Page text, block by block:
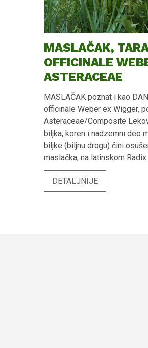
MASLAČAK,
OFFICINALE
ASTERACEAE
MASLAČAK poznat i kao DANDELION Taraxacum officinale Weber ex Wigger, porodica Asteraceae/Composite Lekovite materije sadrži cela biljka, koren i nadzemni deo maslačka. Lekoviti deo biljke (biljnu drogu) čini osušeni koren i herba maslačka, na latinskom Radix cum Herba Taraxaci. Maslačak je korovska biljka, vesnik proleća, koji stidljivo viri iz zemlje sa prvim suncem posle duge i hladne zime. Zbog svog prelepog žutog cveta, nalik suncu i okrenutom ka suncu, maslačak ne može ostati neprimećen, izaziva osmeh na licu i radost u duši. Maslačak je zeljasta biljka, vretenastog korena sa prizemnim nazubljenim listovima raspoređenim u obliku rozete i cevastom stabljikom na čijem se vrhu nalazi jarko žuti cvet okruglog oblika. Čitava biljka sadrži mlečni sok, emulziju belančevina i smole. Ovakvom obliku listova, maslačak duguje ime na engleskom dandelion, ili na francuskom dents-de-lion, što znači lavlji zubi. Koren je konusnog izgleda, često zakrivljen, koji se sužava, spolja braon boje. Koren glavni je braon ili žućkasto-bele boje. Listovi su bazalni. List je zelenkaste ili tamno zelene boje. Cvet je jarko žute ili bledo-žute boje. Maslačak je tradicionalna lekovita biljka za lečenje različitih poremećaja kao što su oboljenja jetre, poremećaji žučne kese, poremećaji digestivnog trakta, artritis, reumatske bolesti, dijabetes, povišene masnoće u krvi, i to zbog svojih anti-lipemik, anti-dijabetik, anti-artritis, anti-reumatik, anti-inflamatornih, anti-tumor, anti-kardioloških i hipoglikemijskih osobina. Evropski narodi biljne preparate Taraxaci radix cum herba tradicionalno koriste za ublažavanje simptoma vezanih za blage digestivne poremećaje kao što su osećaj punoće, nadimanje, sporo varenje, ili za povećanje količine urina radi postizanja efekta ispiranja, kao pomoćnog sredstva kod blažih urinarnih poremećaja. U tradicionalnoj Kineskoj medicini maslačak je označen kao neotrovna biljka sa posebnim vrednostima zbog njegovih holeretik (podstiče lučenje žuči), diuretik, antireumatik i antiinflamatornih osobina. U Kineskoj narodnoj medicini, maslačak se koristi kod akutnog mastitisa, urinarnih oboljenja i agalaktije, a u Indijskoj još i za lečenje hroničnih ulcera, tuberkuloze, nadutosti, žutice i kamena u žučnoj kesici. Koren maslačka pokazuje aktivnosti probiotika koje pomažu kod gastrointestinalnih poremećaja. Primena ekstrakta korena maslačka opravdana je kod bolova u želudcu, infekcija urinarnog trakta, nekih oboljenja jetre i žučne kesice. U narodnoj medicini, ekstrakt korena maslačka uzima se kod poremećaja protoka žuči, inflamacija u regionu eferentnog urinarnog trakta i dispepsije – bolova u želudcu. Takođe, kod hemoroida, kongestije portalnog sistema, gihta, reumatskih oboljenja, ekcema i drugih kožnih oboljenja. Lekovite materije maslačak imaju diuretički efekat i koristi se kao preventiva bubrežnog kamenca. Za izradu lekovitih preparat uglavnom se koristi usitnjeni osušeni koren maslačka sa herbom (nadzemni deo), sakupljen u proleće ili jesen, u vreme cvetanja biljke. Biljna droga je slabo gorkog ukusa. Koren i herba maslačka - Radix cum herba Taraxaci officinale Weber ex Wigg., (Dandelion root with herb), Asteraceae / Compositae Tradicionalna upotreba čaja korena sa herbom maslačka Priprema 1 šolje čaja (pojedinačna doza): Čaj dekokta: 3-4 g korena i herbe maslačka, preliti sa 200 mL ključale vode i ostaviti da stoji dok se ne prohladi. Čaj infuza: 4-10 g maslačka dodati u 200 mL vode i kuvati 10 minuta. Čaj maslačka kao dekokta ili infuza piti 3 puta dnevno. Tradicionalna primena čaja maslačka: Za stimulaciju sekrecije i protoka žuči Za stimulacija diureze - rada bubrega Protiv bolova u želudcu - kod dispepsije Lekovite materije biljne droge koren sa herbom maslačka – Materia medica Taraxacum officinale, radix cum herba Najvažnije bioaktivne materije dandeliona su flavanoidi kvercetin, hlorogenska kiselina, cikorijska kiselina, taraxasterol i seskviterpenski laktoni. Fitotosterol Taraxasterol glavna je lekovita materija maslačka i nalazi se u korenu biljke. Pokazuje osobine anti-hiperglikemika (smanjuje šećer) i anti-inflamatatora (protivupalno dejstvo). Seskviterpenski laktoni Tetrahidroridentin B, iz korena maslačka, pokazuje anti-inflamatorne i anti-mikrobne osobine. Polifenolne kiseline Kafeina kiselina, Horogenska kiselina, Kafeoilhina kiselina pokazuju anti-hiperholesterol osobine (smanjuju holetserol), anti-oksidativne i imunostimulatorne aktivnosti. Nalaze se u cvetu, listu, stabljici i korenu maslačka. Fenolna kiselina Cikorijska kiselina, jaki je antioksidans, sprečava agregaciju trombocita. Favonoidi Luteolin i njegov glikozid Luteolin 7-O-glucoside su antioksidansi. Sadrži ga cvet maslačka. Pored njega flavonoidi maslačka su umbelliferon skopoletin, esculetin. Seskviterpenski laktoni Taraxinic acid-β-D-glucopyranoside, (koren, list, stabljika), pokazuje anti-inflamatorne, anti-hiperglikemijske i anti-mikrobne osobine. Kvercetin (Quercetin) (flavonoid) jak je antioksidans, poboljšava mentalne aktivnosti. Štiti kardiovaskularni sitem od ateroskleroze. Nalazi se u korenu maslačka. Kemferol, fitomaterija iz grupe flavonoida pomaže zdravlju pankreasa. Nekoliko flavonoida ukjlučujući kvercetin, kafeina i hlorogensku kiselinu, luteolin i luteolin-7-glukozid izolovani su iz dandeliona (maslačka). Inulin, iz korena maslačka, pokazuje hipoglikemijske osobine. DEJSTVO MASLAČKA Brojni su publikovani naučni radovi koji dokazuju opravdanost primene ekstrakta maslačka kod masne jetre hiperlipidemije (povišenih masnoća u krvi) ateroskleroze (suženja krvnih sudova) šećerne bolesti digestivnih poremećaja MASLAČAK POMAŽE KOD MASNE JETRE (HEPATIČKA STEATOZA) Ekstrakt maslačka značajno redukuje taloženje lipida (masti) u jetri. Naučno je dokazan protektivni efekat ekstrakta maslačka kod visoko-masnom hranom izazvane steatoze jetre. Ekstrakt maslačka značajno smanjuje nivo triglicerida i ukupnog holesterola, insulina i nivo glukoze u serumu. Mehanizam dejstva objašnjen je kroz povećan nivo enzima AMP piruvat kinaze u jetri i mišićima. Preko povećane aktivnosti AMP piruvat kinaze pojačana je mišićna( funkcija i funkcije jetre čime ekstrakt maslačka signifikatno redukuje akumulaciju lipida u jetri. Nealkoholna masna jetra (NAFLD) je metabolički sindrom karakterističan po abnormalnim lipidnim formacijama u hepatocitima, bez preteranog unosa alkohola. NAFLD se vezuje za gojaznost i poremećaj ishrane. Primarni problem NAFLD je poremećaj metabolizma glukoze, poremećaj imunog odgovora, inflamatorni odgovor i insulin rezistencija koja proizvodi povišenu lipogenezu (stvaranje) slobodnih masnih kiselina i akumulaciju masti u hepatocitima. Pojačan unos masne hrane povećava koncentraciju slobodnih masnih kiselina u krvi što dovodi do povećane proizvodnje triglicerida koji se taložeu jetri. Lipidna akumulacija u jetri izaziva bolest poznatu kao steatoza ili masna jetra. Nakon unosa ekstrakta dandeliona (maslačka) smanjene su vrednosti enzima jetre transaminaza (AST, ALT, GGT), koji su inače laboratorijski parametar za poremećaj jetrinih funkcija, uključujući i steatozu. EKSTRAKT MASLAČKA PROTIV GOJAZNOSTI Ekstrakt maslačka dovodi do gubljenja kilograma, smanjuje telesnu masu. MASLAČAK POMAŽE KOD ATEROSKLEROZE – SUŽENJA KRVNIH SUDOVA Naučno je dokazan protektivni efekat ekstrakta dandelion lista i korena na razvoj ateroskleroze evaluacijom odgovora antioksidativnih enzima i lipidnog profila nakon lečenja ekstraktom maslačka. Utvrđen je hipolipidemijski i antioksidativni efekat. Ekstrakt korena i lista maslačka štite od oksidativnog stresa povezanog sa aterosklerozom i smanjuju aterogeni index. Ekstrakt
DETALJNIJE